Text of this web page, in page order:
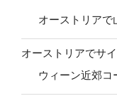
オーストリアで
オーストリアでサ
ウィーン近郊コ